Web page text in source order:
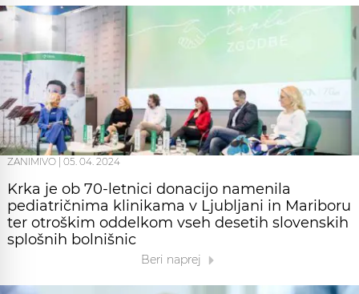
ZANIMIVO 05. 04. 2024
Krka je ob 70-letnici donacijo namenila
pediatričnima klinikama v Ljubljani in Mariboru
ter otroškim oddelkom vseh desetih slovenskih
splošnih bolnišnic
Beri naprej